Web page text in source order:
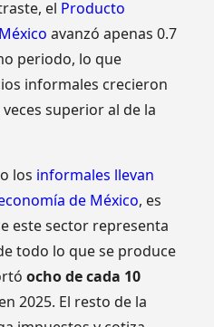
el Producto
avanzó apenas 0.7
periodo, lo que
informales crecieron
superior al de la
los informales llevan
de México, es
este sector representa
todo lo que se produce
ocho de cada 10
2025. El resto de la